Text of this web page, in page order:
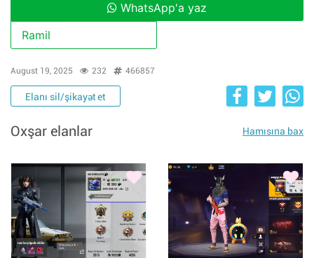
WhatsApp'a yaz
Ramil
August 19, 2025 232 466857
Elanı sil/şikayət et
Oxşar elanlar Hamısına bax